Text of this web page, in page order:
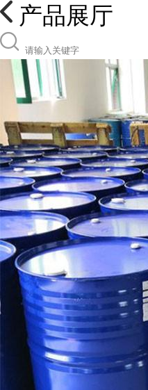
产品展厅